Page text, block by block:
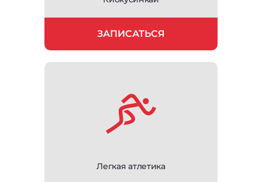
ЗАПИСАТЬСЯ
Легкая атлетика